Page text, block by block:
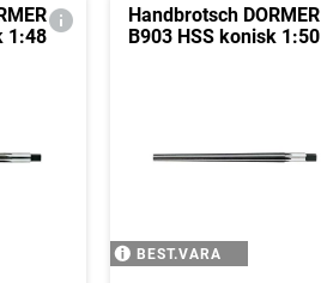
1:48
Handbrotsch DORMER
B903 HSS konisk 1:50
BEST.VARA